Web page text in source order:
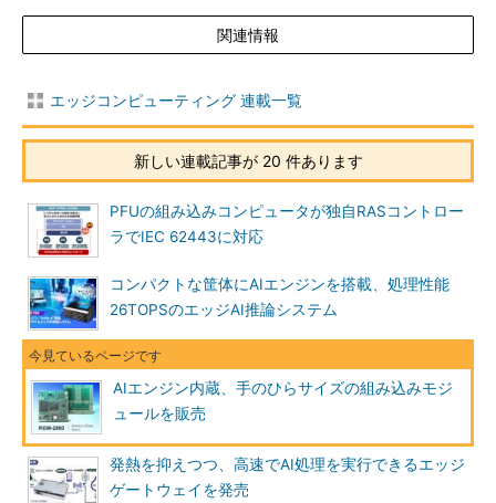
関連情報
エッジコンピューティング 連載一覧
新しい連載記事が 20 件あります
PFUの組み込みコンピュータが独自RASコントロー
ラでIEC 62443に対応
コンパクトな筐体にAIエンジンを搭載、処理性能
26TOPSのエッジAI推論システム
AIエンジン内蔵、手のひらサイズの組み込みモジ
ュールを販売
発熱を抑えつつ、高速でAI処理を実行できるエッジ
ゲートウェイを発売